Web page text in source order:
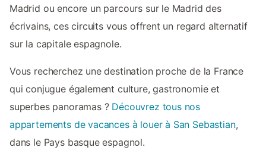
Madrid ou encore un parcours sur le Madrid des
écrivains, ces circuits vous offrent un regard alternatif
sur la capitale espagnole.
Vous recherchez une destination proche de la France
qui conjugue également culture, gastronomie et
superbes panoramas ? Découvrez tous nos
appartements de vacances à louer à San Sebastian,
dans le Pays basque espagnol.